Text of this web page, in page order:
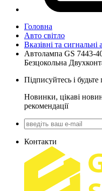
Головна
Авто світло
Вказівні та сигнальні
Автолампа GS 7443-
Безцокольна
Підписуйтесь і
Новинки, цікаві
рекомендації
Контакти